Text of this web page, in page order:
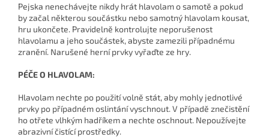
Pejska nenechávejte nikdy hrát hlavolam o samotě a pokud
by začal některou součástku nebo samotný hlavolam kousat,
hru ukončete. Pravidelně kontrolujte neporušenost
hlavolamu a jeho součástek, abyste zamezili případnému
zranění. Narušené herní prvky vyřaďte ze hry.
PÉČE O HLAVOLAM:
Hlavolam nechte po použití volně stát, aby mohly jednotlivé
prvky po případném oslintání vyschnout. V případě znečistění
ho otřete vlhkým hadříkem a nechte oschnout. Nepoužívejte
abrazivní čistící prostředky.